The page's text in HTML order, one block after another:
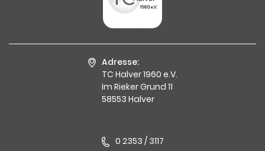
Adresse:
TC Halver 1960 e.V.
Im Rieker Grund 11
58553 Halver
0 2353 / 3117